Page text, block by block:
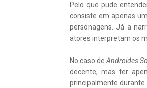
Pelo que pude
consiste em apenas
personagens. Já a
atores interpretam os
No caso deAndroides
decente, mas ter
principalmente durante